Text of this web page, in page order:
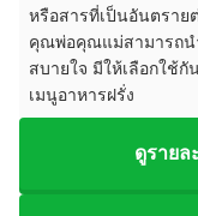
หรือสารที่เป็นอันตราย
คุณพ่อคุณแม่สามารถน
สบายใจ มีให้เลือกใช้
เมนูอาหารฝรั่ง
ดูรายล